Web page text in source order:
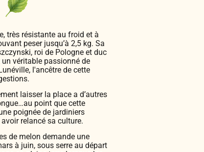
très résistante au froid et à
peser jusqu’à 2,5 kg. Sa
roi de Pologne et duc
véritable passionné de
l'ancêtre de cette
laisser la place a d’autres
point que cette
poignée de jardiniers
relancé sa culture.
de melon demande une
à juin, sous serre au départ